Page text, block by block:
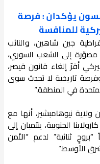
يؤكدان : فرصة
للمنافسة
جين شاهين، والنائب
مصوّرة إلى الشعب السوري،
أقرّ إلغاء قانون قيصر،
تاريخية لا تحدث سوى
في المنطقة.”
نيوهامبشير، أنها مع
الجنوبية، ينتميان إلى
ثنائية” لدعم “الأمن
الأوسط.”